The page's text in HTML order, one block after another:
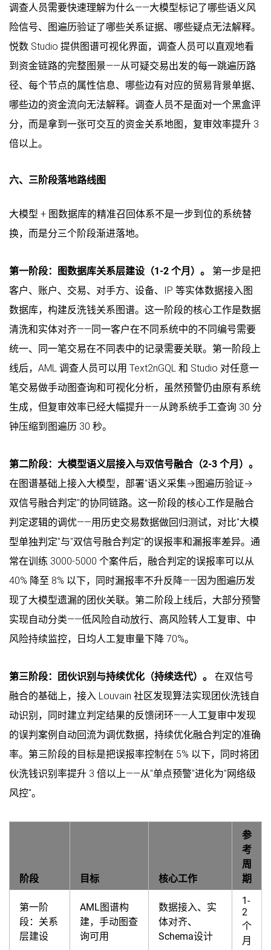
调查人员需要快速理解为什么——大模型标记了哪些语义风
险信号、图遍历验证了哪些关系证据、哪些疑点无法解释。
悦数 Studio 提供图谱可视化界面，调查人员可以直观地看
到资金链路的完整图景——从可疑交易出发的每一跳遍历路
径、每个节点的属性信息、哪些边有对应的贸易背景单据、
哪些边的资金流向无法解释。调查人员不是面对一个黑盒评
分，而是拿到一张可交互的资金关系地图，复审效率提升 3
倍以上。
六、三阶段落地路线图
大模型 + 图数据库的精准召回体系不是一步到位的系统替
换，而是分三个阶段渐进落地。
第一阶段：图数据库关系层建设（1-2 个月）。
第一步是把
客户、账户、交易、对手方、设备、IP 等实体数据接入图
数据库，构建反洗钱关系图谱。这一阶段的核心工作是数据
清洗和实体对齐——同一客户在不同系统中的不同编号需要
统一、同一笔交易在不同表中的记录需要关联。第一阶段上
线后，AML 调查人员可以用 Text2nGQL 和 Studio 对任意一
笔交易做手动图查询和可视化分析，虽然预警仍由原有系统
生成，但复审效率已经大幅提升——从跨系统手工查询 30 分
钟压缩到图遍历 30 秒。
第二阶段：大模型语义层接入与双信号融合（2-3 个月）。
在图谱基础上接入大模型，部署"语义采集→图遍历验证→
双信号融合判定"的协同链路。这一阶段的核心工作是融合
判定逻辑的调优——用历史交易数据做回归测试，对比"大模
型单独判定"与"双信号融合判定"的误报率和漏报率差异。通
常在训练 3000-5000 个案件后，融合判定的误报率可以从
40% 降至 8% 以下，同时漏报率不升反降——因为图遍历发
现了大模型遗漏的团伙关联。第二阶段上线后，大部分预警
实现自动分类——低风险自动放行、高风险转人工复审、中
风险持续监控，日均人工复审量下降 70%。
第三阶段：团伙识别与持续优化（持续迭代）。
在双信号
融合的基础上，接入 Louvain 社区发现算法实现团伙洗钱自
动识别，同时建立判定结果的反馈闭环——人工复审中发现
的误判案例自动回流为调优数据，持续优化融合判定的准确
率。第三阶段的目标是把误报率控制在 5% 以下，同时将团
伙洗钱识别率提升 3 倍以上——从"单点预警"进化为"网络级
风控"。
阶段 目标 核心工作
参
考
周
期
第一阶
段：关系
层建设
AML图谱构
建，手动图查
询可用
数据接入、实
体对齐、
Schema设计
1-
2
个
月